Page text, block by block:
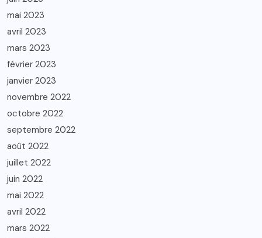
mai 2023
avril 2023
mars 2023
février 2023
janvier 2023
novembre 2022
octobre 2022
septembre 2022
août 2022
juillet 2022
juin 2022
mai 2022
avril 2022
mars 2022